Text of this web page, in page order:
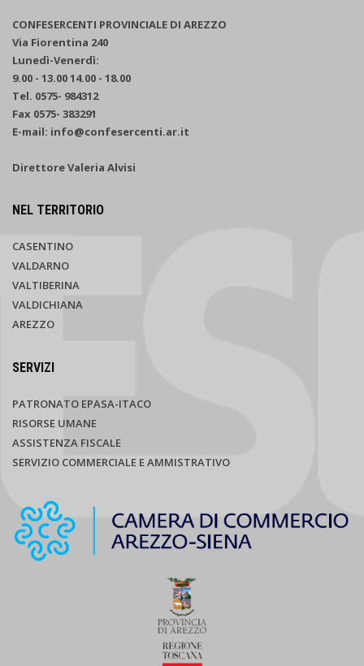
CONFESERCENTI PROVINCIALE DI AREZZO
Via Fiorentina 240
Lunedì-Venerdì:
9.00 - 13.00 14.00 - 18.00
Tel. 0575- 984312
Fax 0575- 383291
E-mail: info@confesercenti.ar.it
Direttore Valeria Alvisi
NEL TERRITORIO
CASENTINO
VALDARNO
VALTIBERINA
VALDICHIANA
AREZZO
SERVIZI
PATRONATO EPASA-ITACO
RISORSE UMANE
ASSISTENZA FISCALE
SERVIZIO COMMERCIALE E AMMISTRATIVO